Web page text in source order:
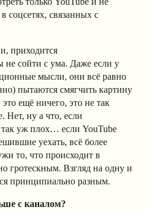
в соцсетях, связанных с
приходится
не сойти с ума. Даже если у
мысли, они всё равно
пытаются смягчить картину
ещё ничего, это не так
Нет, ну а что, если
так уж плох… если YouTube
уехать, всё более
то, что происходит в
гротескным. Взгляд на одну и
принципиально разным.
с каналом?